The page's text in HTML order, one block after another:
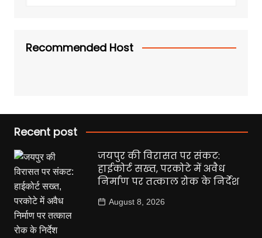
Recommended Host
Recent post
जयपुर की विरासत पर संकट:
हाईकोर्ट सख्त, परकोटे में अवैध
निर्माण पर तत्काल रोक के निर्देश
August 8, 2026